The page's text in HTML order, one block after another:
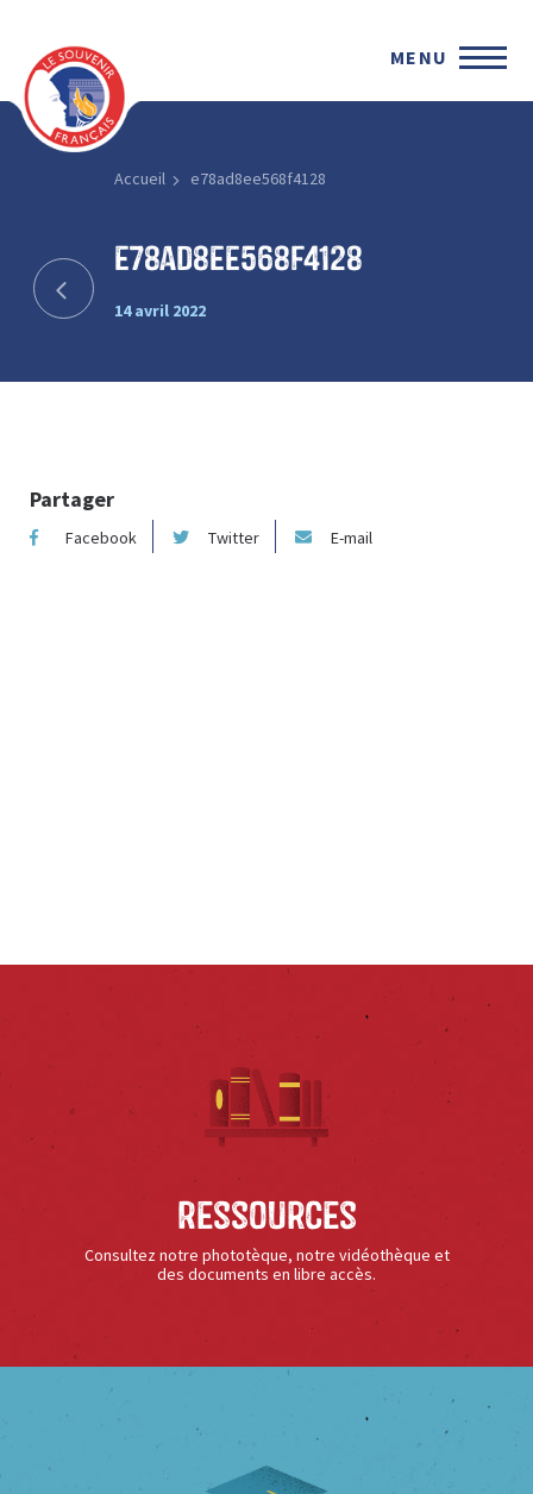
MENU
Accueil e78ad8ee568f4128
e78ad8ee568f4128
14 avril 2022
Partager
Facebook Twitter E-mail
Ressources
Consultez notre phototèque, notre vidéothèque et
des documents en libre accès.